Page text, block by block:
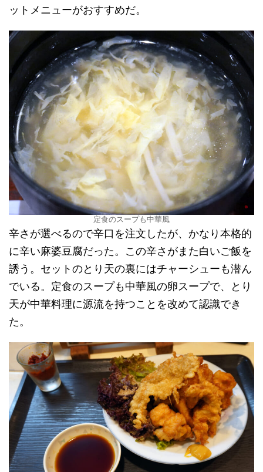
ットメニューがおすすめだ。
定食のスープも中華風
辛さが選べるので辛口を注文したが、かなり本格的
に辛い麻婆豆腐だった。この辛さがまた白いご飯を
誘う。セットのとり天の裏にはチャーシューも潜ん
でいる。定食のスープも中華風の卵スープで、とり
天が中華料理に源流を持つことを改めて認識でき
た。